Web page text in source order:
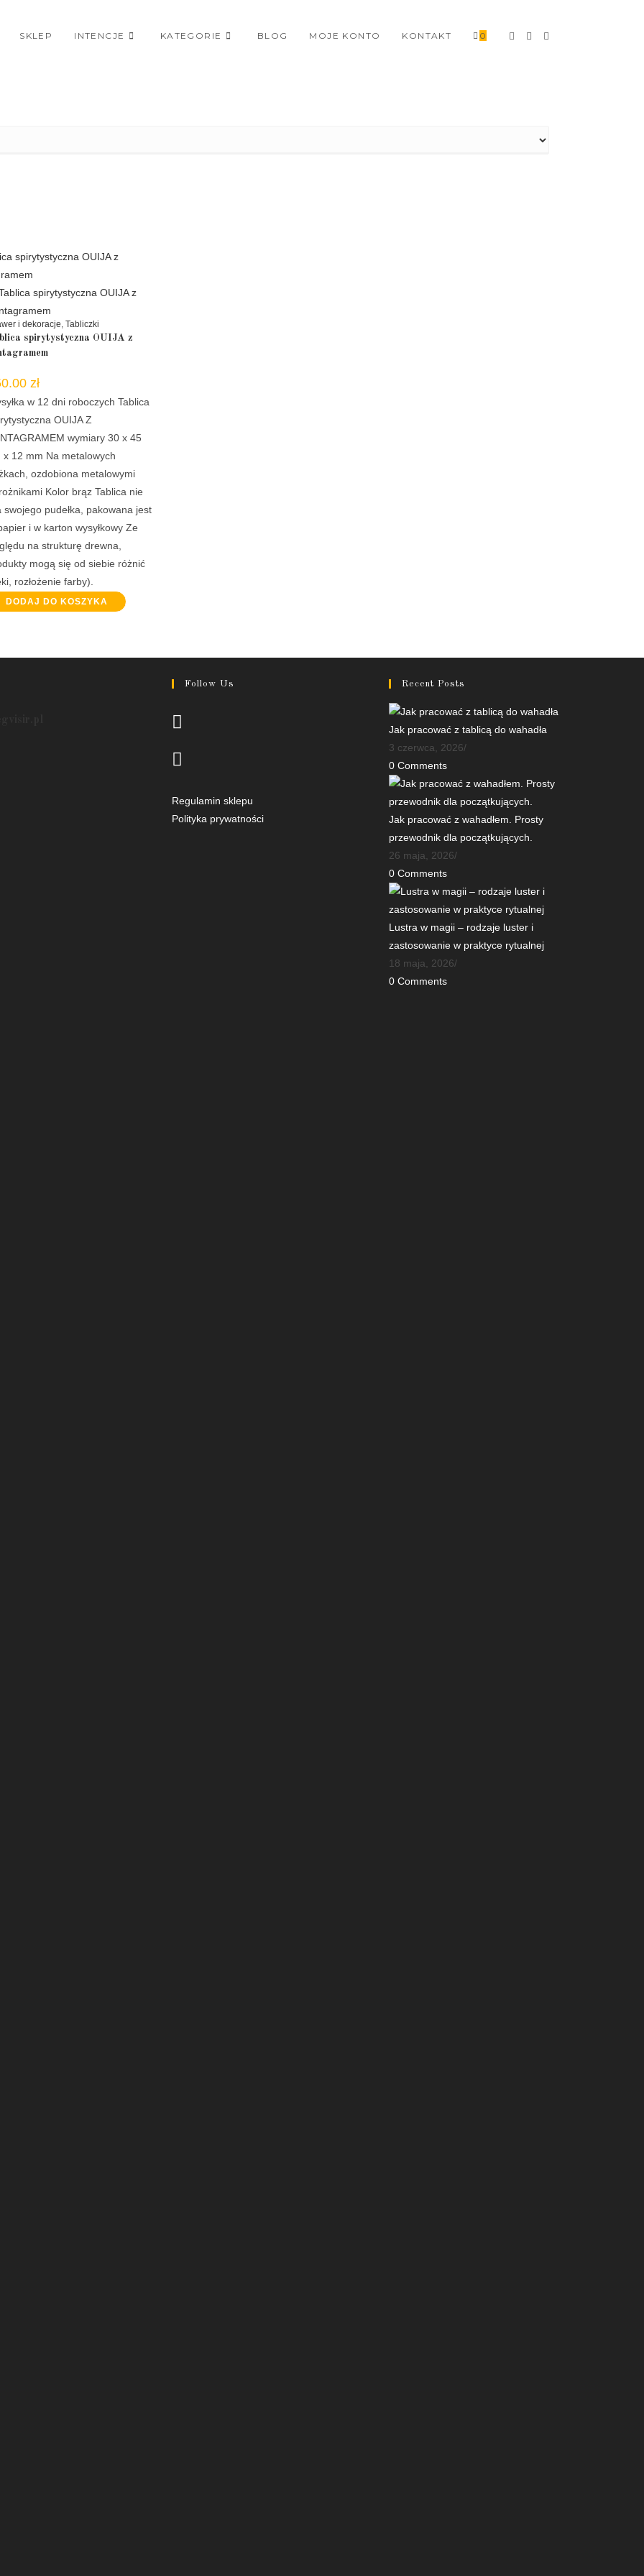
SKLEP INTENCJE KATEGORIE BLOG MOJE KONTO KONTAKT 0
i dekoracje,Tabliczki
spirytystyczna OUIJA z
zł
w 12 dni roboczych Tablica
OUIJA Z
wymiary 30 x 45
x 12 mm Na metalowych
ozdobiona metalowymi
Kolor brąz Tablica nie
swojego pudełka, pakowana jest
i w karton wysyłkowy Ze
na strukturę drewna,
mogą się od siebie różnić
rozłożenie farby).
DODAJ DO KOSZYKA
Follow Us
new
tab
Regulamin sklepu
Polityka prywatności
Recent Posts
Jak pracować z tablicą do wahadła
3 czerwca, 2026/
0 Comments
Jak pracować z wahadłem. Prosty
przewodnik dla początkujących.
26 maja, 2026/
0 Comments
Lustra w magii – rodzaje luster i
zastosowanie w praktyce rytualnej
18 maja, 2026/
0 Comments